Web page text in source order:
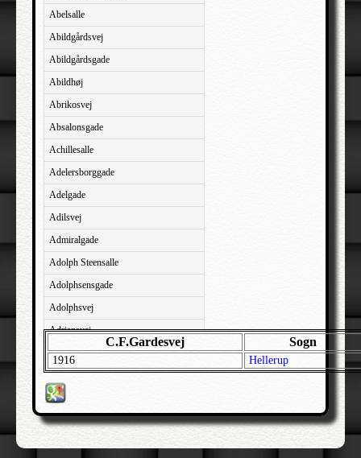
Abelsalle
Abildgårdsvej
Abildgårdsgade
Abildhøj
Abrikosvej
Absalonsgade
Achillesalle
Adelersborggade
Adelgade
Adilsvej
Admiralgade
Adolph Steensalle
Adolphsensgade
Adolphsvej
Adriansvej
Aftenbakken
Agavevej
Agerlandsvej
Agermosen
C.F.Gardesvej Sogn
1916 Hellerup